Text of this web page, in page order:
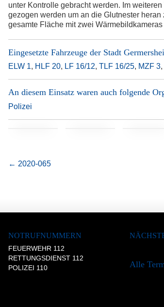
unter Kontrolle gebracht werden. Im
gezogen werden um an die Glutnester
gesamte Fläche mit zwei
Eingesetzte Fahrzeuge der Stadt
ELW 1, HLF 20, LF 16/12, TLF 16/25, MZF 3,
An diesem Einsatz waren auch folgende
Polizei
← 2020-065
NOTRUFNUMMERN
FEUERWEHR 112
RETTUNGSDIENST 112
POLIZEI 110
Alle